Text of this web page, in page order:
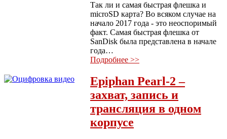
Так ли и самая быстрая флешка и
microSD карта? Во всяком случае на
начало 2017 года - это неоспоримый
факт. Самая быстрая флешка от
SanDisk была представлена в начале
года…
Подробнее >>
Epiphan Pearl-2 –
захват, запись и
трансляция в одном
корпусе